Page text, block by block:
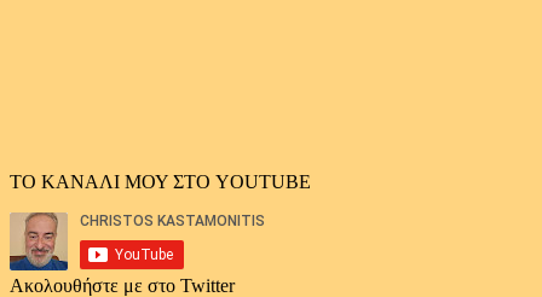
ΤΟ ΚΑΝΑΛΙ ΜΟΥ ΣΤΟ YOUTUBE
Ακολουθήστε με στο Twitter